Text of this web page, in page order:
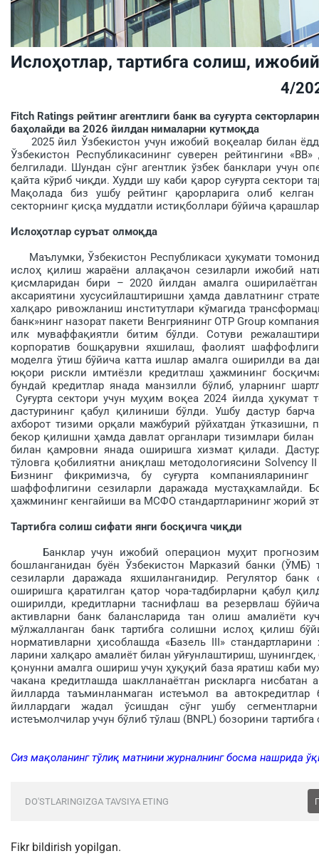
Ислоҳотлар, тартибга солиш,
4/
Fitch Ratings рейтинг агентлиги банк ва суғурта
баҳолайди ва 2026 йилдан нималарни кутмоқда
2025 йил Ўзбекистон учун ижобий воқеалар билан
Ўзбекистон Республикасининг суверен рейтингини
белгилади. Шундан сўнг агентлик ўзбек банклари учун
қайта кўриб чиқди. Худди шу каби қарор суғурта сектори
Мақо­лада биз ушбу рейтинг қарорларига олиб
секторнинг қисқа муддатли истиқболлари бўйича
Ислоҳотлар суръат олмоқда
Маълумки, Ўзбекистон Республикаси ҳукумати
ислоҳ қилиш жараёни алла­қачон сезиларли ижобий
қисмларидан бири – 2020 йилдан амалга
аксариятини хусусийлаш­тиришни ҳамда давлатнинг
халқаро ривожланиш институтлари кўмагида
банк»нинг назорат пакети Венгриянинг OTP Group
илк муваффақиятли битим бўлди. Сотуви
корпоратив бошқарувни яхшилаш, фаолият
моделга ўтиш бўйича катта ишлар амалга оширилди ва
юқори рискли имтиёзли кредитлаш ҳажмининг
бундай кредитлар янада манзилли бўлиб, уларнинг
Суғурта сектори учун муҳим во­қеа 2024 йилда
дастурининг қабул қилиниши бўлди. Ушбу дастур
ахборот тизими орқали мажбурий рўйхатдан
бекор қилишни ҳамда давлат органлари тизимлари билан
билан қам­ровни янада оширишга хизмат қилади.
тўловга қобилиятни аниқлаш методологиясини Solvency
Бизнинг фикримизча, бу су­ғурта
шаффофлигини сезиларли даражада мустаҳкамлайди.
ҳажмининг кенгайиши ва МСФО стан­дартларининг жорий
Тартибга солиш сифати янги босқичга чиқди
Банклар учун ижобий операцион муҳит
бошланганидан буён Ўзбекистон Марказий банки
сезиларли даражада яхшиланганидир. Регулятор
оширишга қаратилган қатор чора-тадбирларни қабул
оширилди, кредитларни таснифлаш ва резервлаш
активларни банк балансларида тан олиш
мўлжалланган банк тартибга солишни ислоҳ қилиш
нормативларни ҳисоблашда «Базель III»
ларини халқаро амалиёт билан уй­ғунлаштириш,
қонунни амалга ошириш учун ҳуқуқий база яратиш каби
чакана кредитлашда шаклланаётган рискларга
йилларда таъминланмаган истеъмол ва
йиллардаги жадал ўсишдан сўнг уш­бу
истеъмолчилар учун бўлиб тўлаш (BNPL) бозорини
Сиз мақоланинг тўлиқ матнини журналнинг босма нашрида
DO'STLARINGIZGA TAVSIYA ETING
Fikr bildirish yopilgan.